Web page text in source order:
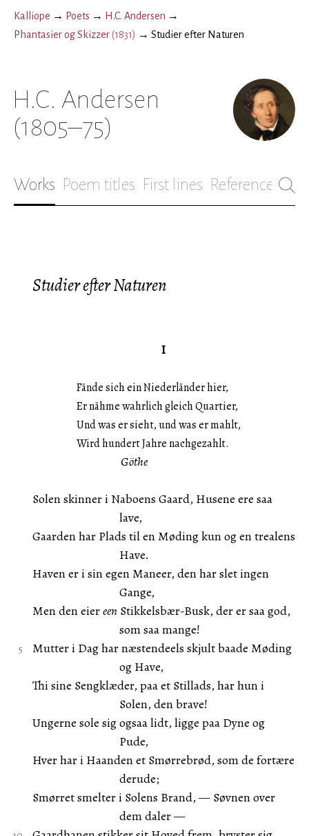
Kalliope → Poets → H.C. Andersen →
Phantasier og Skizzer(1831) → Studier efter Naturen
H.C. Andersen
(1805–75)
Works Poem titles First lines References
Studier efter Naturen
I
Fände sich ein Niederländer hier,
Er nähme wahrlich gleich Quartier,
Und was er sieht, und was er mahlt,
Wird hundert Jahre nachgezahlt.
Göthe
Solen skinner i Naboens Gaard, Husene ere saa
lave,
Gaarden har Plads til en Møding kun og en trealens
Have.
Haven er i sin egen Maneer, den har slet ingen
Gange,
Men den eiereen Stikkelsbær-Busk, der er saa god,
som saa mange!
Mutter i Dag har næstendeels skjult baade Møding
og Have,
Thi sine Sengklæder, paa et Stillads, har hun i
Solen, den brave!
Ungerne sole sig ogsaa lidt, ligge paa Dyne og
Pude,
Hver har i Haanden et Smørrebrød, som de fortære
derude;
Smørret smelter i Solens Brand, — Søvnen over
dem daler —